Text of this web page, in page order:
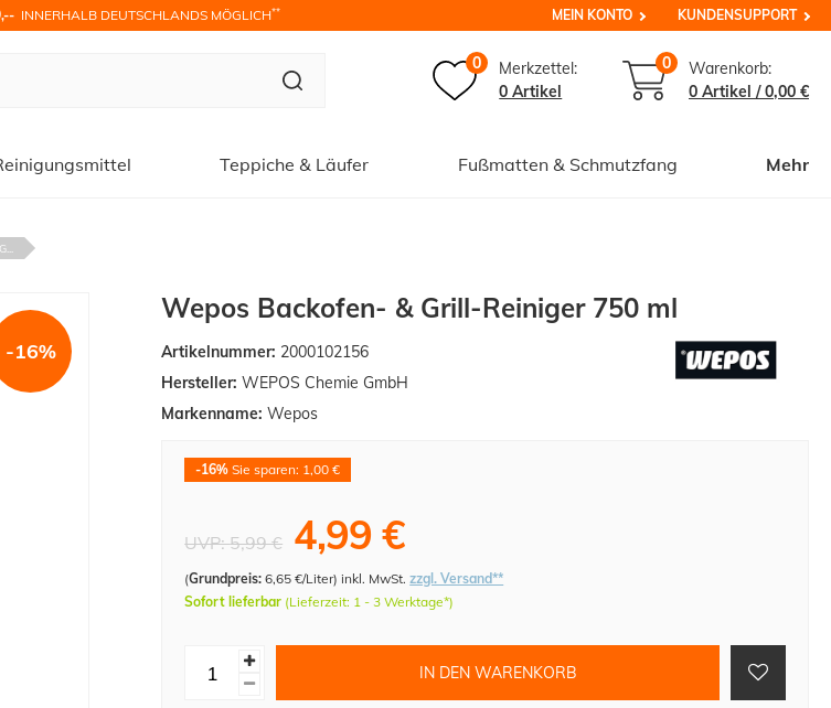
INNERHALB DEUTSCHLANDS MÖGLICH** MEIN KONTO KUNDENSUPPORT
0
Merkzettel:
0 Artikel
0
Warenkorb:
0 Artikel /0,00 €
Teppiche & Läufer Fußmatten & Schmutzfang Mehr
-16%
Wepos Backofen- & Grill-Reiniger 750 ml
Artikelnummer: 2000102156
Hersteller: WEPOS Chemie GmbH
Markenname: Wepos
-16% Sie sparen: 1,00 €
UVP:5,99 € 4,99 €
(Grundpreis: 6,65 €/Liter)inkl. MwSt.zzgl. Versand**
Sofort lieferbar (Lieferzeit: 1 - 3 Werktage*)
IN DEN WARENKORB